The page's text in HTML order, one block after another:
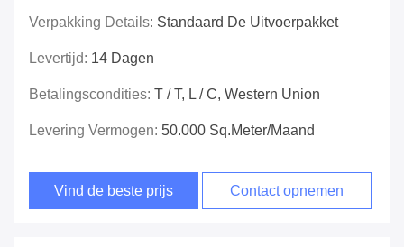
Verpakking Details: Standaard De Uitvoerpakket
Levertijd: 14 Dagen
Betalingscondities: T / T, L / C, Western Union
Levering Vermogen: 50.000 Sq.meter/Maand
Vind de beste prijs Contact opnemen